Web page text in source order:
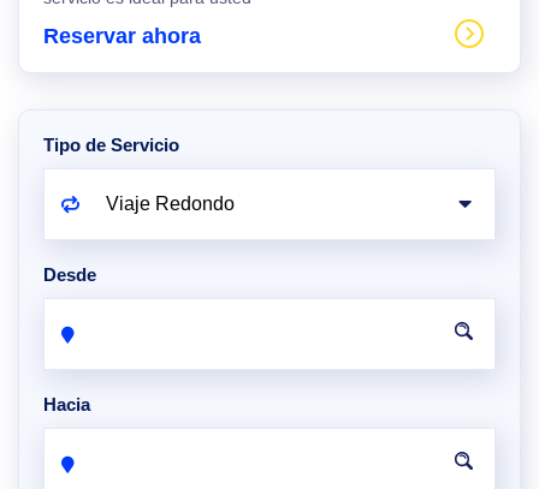
Reservar ahora
Tipo de Servicio
Desde
Hacia